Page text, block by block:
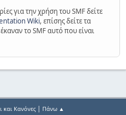
για την χρήση του SMF δείτε
Wiki, επίσης δείτε τα
το SMF αυτό που είναι
και Κανόνες| Πάνω ▲